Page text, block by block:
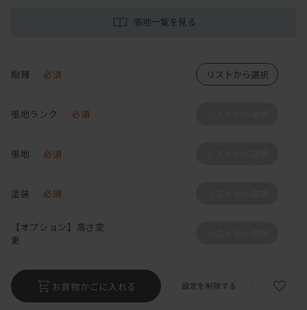
張地一覧を見る
樹種 必須 リストから選択
張地ランク 必須
張地 必須
塗装 必須
【オプション】高さ変
更
お買物かごに入れる 設定を削除する